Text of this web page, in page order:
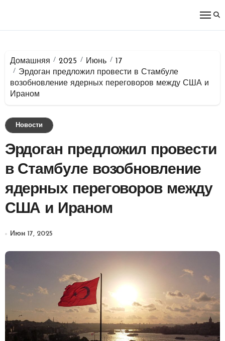
Домашняя 2025 Июнь
17
Эрдоган предложил провести в Стамбуле
возобновление ядерных переговоров между США и
Ираном
Новости
Эрдоган предложил провести
в Стамбуле возобновление
ядерных переговоров между
США и Ираном
Июн 17, 2025